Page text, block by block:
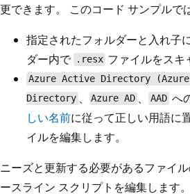
更できます。 このコード サンプルで
指定されたフォルダーと入れ子
ダー内で .resx ファイルをスキ
Azure Active Directory (Azure
Directory 、 Azure AD 、AADへ
しい名前に従って正しい用語に
イルを編集します。
ニーズと更新する必要があるファイ
ースライン スクリプトを編集します